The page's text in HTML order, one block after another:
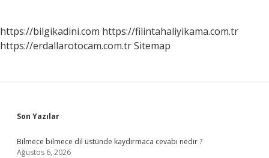
https://bilgikadini.com https://filintahaliyikama.com.tr
https://erdallarotocam.com.trSitemap
Sidebar
Son Yazılar
Bilmece bilmece dil üstünde kaydırmaca cevabı nedir ?
Ağustos 6, 2026